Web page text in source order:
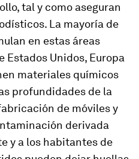
tal y como aseguran
La mayoría de
en estas áreas
Unidos, Europa
materiales químicos
profundidades de la
de móviles y
derivada
y a los habitantes de